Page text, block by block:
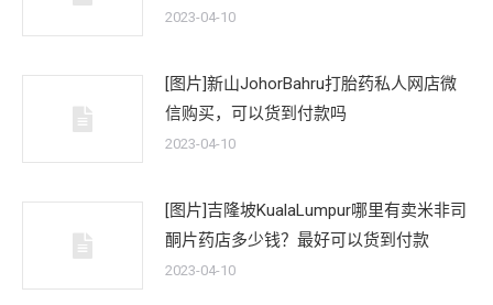
2023-04-10
[图片]新山JohorBahru打胎药私人网店微
信购买，可以货到付款吗
2023-04-10
[图片]吉隆坡KualaLumpur哪里有卖米非司
酮片药店多少钱？最好可以货到付款
2023-04-10